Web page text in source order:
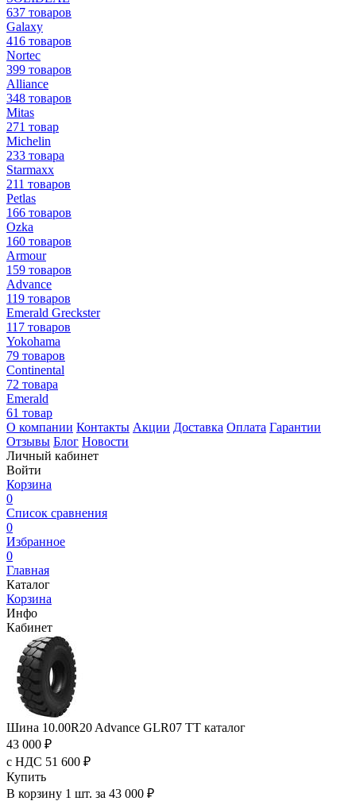
637 товаров
Galaxy
416 товаров
Nortec
399 товаров
Alliance
348 товаров
Mitas
271 товар
Michelin
233 товара
Starmaxx
211 товаров
Petlas
166 товаров
Ozka
160 товаров
Armour
159 товаров
Advance
119 товаров
Emerald Greckster
117 товаров
Yokohama
79 товаров
Continental
72 товара
Emerald
61 товар
О компании Контакты Акции Доставка Оплата Гарантии
Отзывы Блог Новости
Личный кабинет
Войти
Корзина
0
Список сравнения
0
Избранное
0
Главная
Каталог
Корзина
Инфо
Кабинет
Шина 10.00R20 Advance GLR07 TT каталог
43 000 ₽
с НДС 51 600 ₽
Купить
В корзину 1 шт. за 43 000 ₽